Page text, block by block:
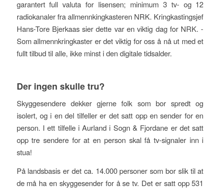
garantert full valuta for lisensen; minimum 3 tv- og 12
radiokanaler fra allmennkingkasteren NRK. Kringkastingsjef
Hans-Tore Bjerkaas sier dette var en viktig dag for NRK. -
Som allmennkringkaster er det viktig for oss å nå ut med et
fullt tilbud til alle, ikke minst i den digitale tidsalder.
Der ingen skulle tru?
Skyggesendere dekker gjerne folk som bor spredt og
isolert, og i en del tilfeller er det satt opp en sender for en
person. I ett tilfelle i Aurland i Sogn & Fjordane er det satt
opp tre sendere for at en person skal få tv-signaler inn i
stua!
På landsbasis er det ca. 14.000 personer som bor slik til at
de må ha en skyggesender for å se tv. Det er satt opp 531